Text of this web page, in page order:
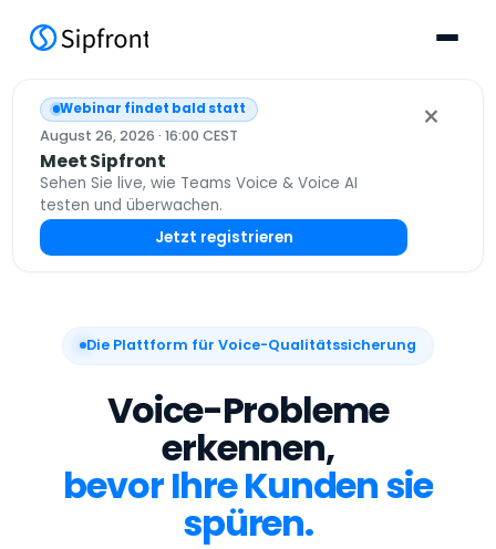
Webinar findet bald statt
August 26, 2026 · 16:00 CEST
Meet Sipfront
Sehen Sie live, wie Teams Voice & Voice AI
testen und überwachen.
Jetzt registrieren
×
Die Plattform für Voice-Qualitätssicherung
Voice-Probleme
erkennen,
bevor Ihre Kunden sie
spüren.